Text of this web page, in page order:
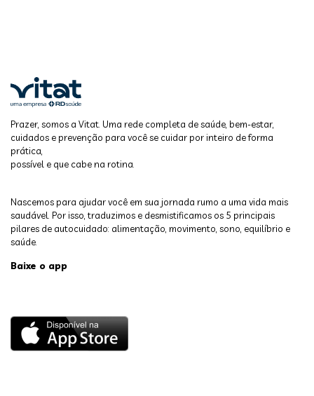
Prazer, somos a Vitat. Uma rede completa de saúde, bem-estar,
cuidados e prevenção para você se cuidar por inteiro de forma
prática,
possível e que cabe na rotina.
Nascemos para ajudar você em sua jornada rumo a uma vida mais
saudável. Por isso, traduzimos e desmistificamos os 5 principais
pilares de autocuidado: alimentação, movimento, sono, equilíbrio e
saúde.
Baixe o app